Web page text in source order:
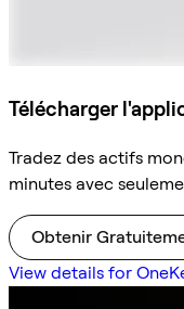
Télécharger
Tradez des actifs
minutes avec
Obtenir
View details for